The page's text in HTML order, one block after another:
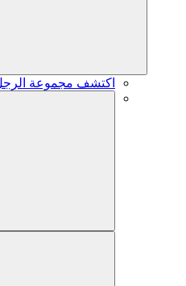
اكتشف مجموعة